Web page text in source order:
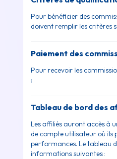
Pour bénéficier des
doivent remplir les critères
Paiement des
Pour recevoir les
:
Tableau de bord des
Les affiliés auront accès à
de compte utilisateur où ils
performances. Le tableau
informations suivantes :